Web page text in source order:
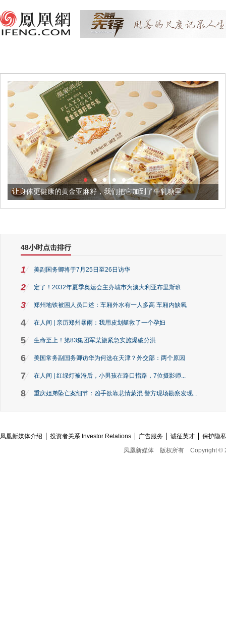
的黄金亚麻籽，我们把它加到了牛轧糖里 被列入佛家七
48小时点击排行
1 美副国务卿将于7月25日至26日访华
2 定了！2032年夏季奥运会主办城市为澳大利亚布里斯班
3 郑州地铁被困人员口述：车厢外水有一人多高 车厢内缺氧
4 在人间 | 亲历郑州暴雨：我用皮划艇救了一个孕妇
5 生命至上！第83集团军某旅紧急实施爆破分洪
6 美国常务副国务卿访华为何选在天津？外交部：两个原因
7 在人间 | 红绿灯被淹后，小男孩在路口指路，7位摄影师...
8 重庆姐弟坠亡案细节：凶手欲靠悲情蒙混 警方现场勘察发现...
凤凰新媒体介绍 投资者关系 Investor Relations 广告服务 诚征英才
保护隐
凤凰新媒体
版权所有 Copyright ©